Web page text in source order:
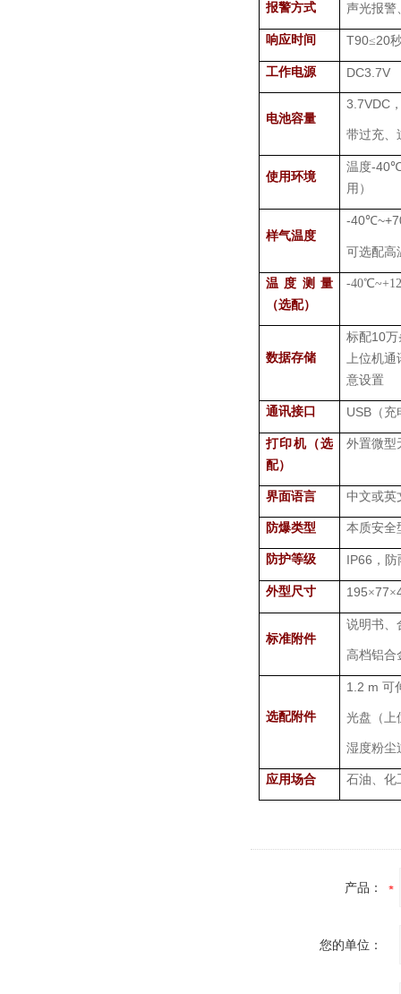
报警方式 声光报警
响应时间 T90≤20
工作电源 DC3.7V
电池容量
3.7VDC
带过充、
使用环境
温度-40
用）
样气温度
-40℃
可选配高
温度测量
（选配）
-40℃
数据存储
标配10万
上位机通
意设置
通讯接口 USB （
打印机（选
配）
外置微型
界面语言 中文或英
防爆类型 本质安全
防护等级 IP66 ，
外型尺寸 195×77×
标准附件
说明书、
高档铝合
选配附件
1.2 m可
光盘（上
湿度粉尘
应用场合 石油、化
产品：
您的单位：